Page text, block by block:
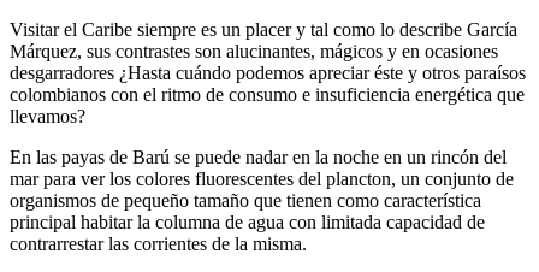
Visitar el Caribe siempre es un placer y tal como lo describe García
Márquez, sus contrastes son alucinantes, mágicos y en ocasiones
desgarradores ¿Hasta cuándo podemos apreciar éste y otros paraísos
colombianos con el ritmo de consumo e insuficiencia energética que
llevamos?
En las payas de Barú se puede nadar en la noche en un rincón del
mar para ver los colores fluorescentes del plancton, un conjunto de
organismos de pequeño tamaño que tienen como característica
principal habitar la columna de agua con limitada capacidad de
contrarrestar las corrientes de la misma.